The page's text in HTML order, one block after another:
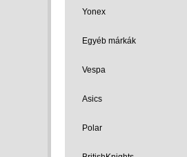
Yonex
Egyéb márkák
Vespa
Asics
Polar